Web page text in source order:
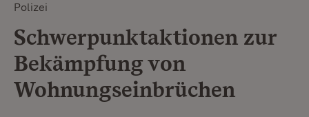
Polizei
Schwerpunktaktionen zur
Bekämpfung von
Wohnungseinbrüchen